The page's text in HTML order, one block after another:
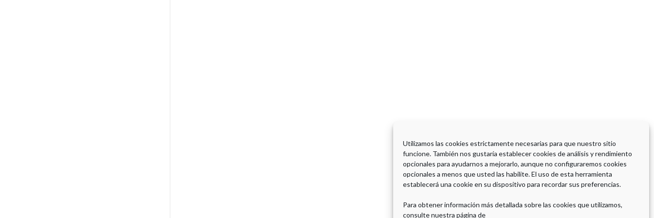
Utilizamos las cookies estrictamente necesarias para que nuestro sitio
funcione. También nos gustaría establecer cookies de análisis y rendimiento
opcionales para ayudarnos a mejorarlo, aunque no configuraremos cookies
opcionales a menos que usted las habilite. El uso de esta herramienta
establecerá una cookie en su dispositivo para recordar sus preferencias.
Para obtener información más detallada sobre las cookies que utilizamos,
consulte nuestra página de